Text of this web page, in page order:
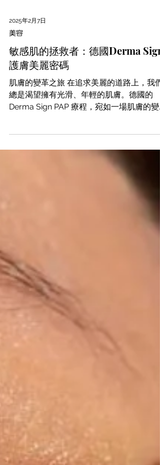
2025年2月7日
美容
敏感肌的拯救者：德國Derma Sign
護膚美麗密碼
肌膚的變革之旅 在追求美麗的道路上，我們
Derma Sign PAP 療程，宛如一場肌膚的變
位的呵護。這一療程的獨特好處，幫助您發
如何讓肌膚煥發新生。 去角質的藝術